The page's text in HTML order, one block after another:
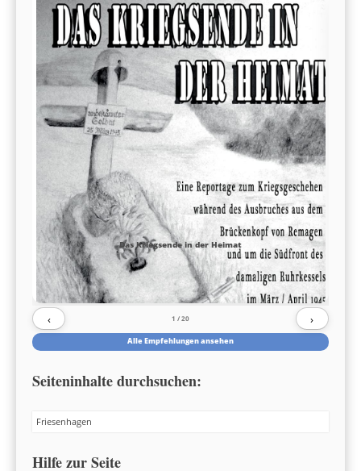
Das Kriegsende in der Heimat
‹ 1 / 20 ›
Alle Empfehlungen ansehen
Seiteninhalte durchsuchen:
Search
Hilfe zur Seite